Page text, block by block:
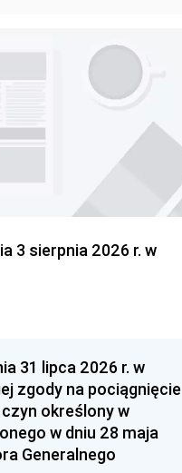
3 sierpnia 2026 r. w
31 lipca 2026 r. w
zgody na pociągnięcie
określony w
w dniu 28 maja
Generalnego